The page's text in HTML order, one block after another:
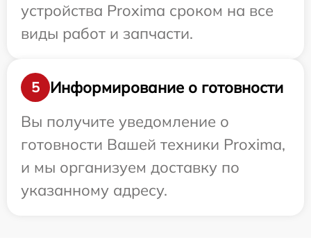
устройства Proxima сроком на все
виды работ и запчасти.
5
Информирование о готовности
Вы получите уведомление о
готовности Вашей техники Proxima,
и мы организуем доставку по
указанному адресу.